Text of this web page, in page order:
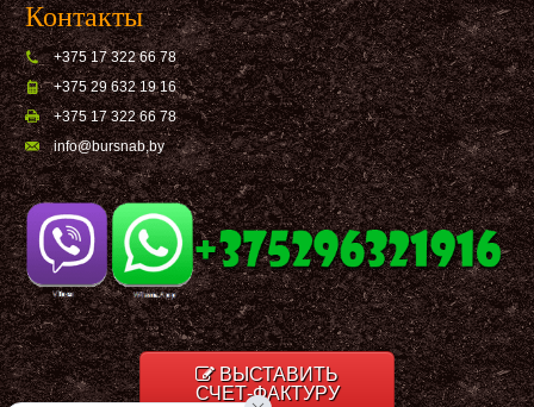
Контакты
+375 17 322 66 78
+375 29 632 19 16
+375 17 322 66 78
info@bursnab,by
ВЫСТАВИТЬ
СЧЕТ-ФАКТУРУ